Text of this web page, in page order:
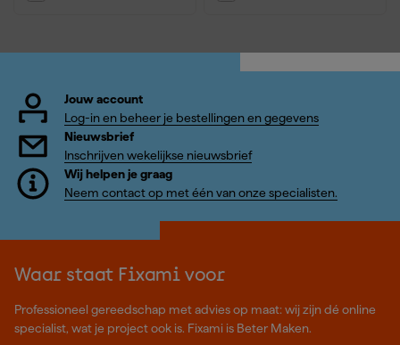
Jouw account
Log-in en beheer je bestellingen en gegevens
Nieuwsbrief
Inschrijven wekelijkse nieuwsbrief
Wij helpen je graag
Neem contact op met één van onze specialisten.
Waar staat Fixami voor
Professioneel gereedschap met advies op maat: wij zijn dé online
specialist, wat je project ook is. Fixami is Beter Maken.